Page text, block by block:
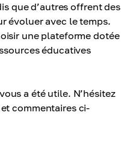
que d’autres offrent des
évoluer avec le temps.
une plateforme dotée
éducatives
a été utile. N’hésitez
commentaires ci-